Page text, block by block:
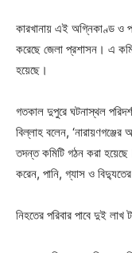
কারখানায় এই অগ্নিকাণ্ড ও
করেছে জেলা প্রশাসন। এ
হয়েছে।
গতকাল দুপুরে ঘটনাস্থল
বিল্লাহ বলেন,
তদন্ত কমিটি গঠন করা
করেন, পানি, গ্যাস ও
নিহতের পরিবার পাবে দুই লাখ